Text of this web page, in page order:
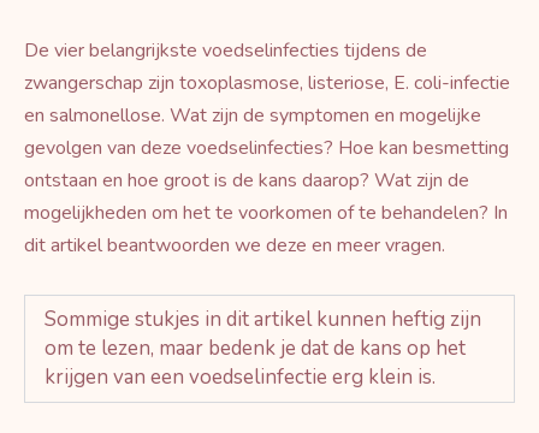
De vier belangrijkste voedselinfecties tijdens de
zwangerschap zijn toxoplasmose, listeriose, E. coli-infectie
en salmonellose. Wat zijn de symptomen en mogelijke
gevolgen van deze voedselinfecties? Hoe kan besmetting
ontstaan en hoe groot is de kans daarop? Wat zijn de
mogelijkheden om het te voorkomen of te behandelen? In
dit artikel beantwoorden we deze en meer vragen.
Sommige stukjes in dit artikel kunnen heftig zijn
om te lezen, maar bedenk je dat de kans op het
krijgen van een voedselinfectie erg klein is.